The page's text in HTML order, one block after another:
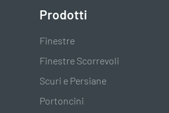
Prodotti
Finestre
Finestre Scorrevoli
Scuri e Persiane
Portoncini